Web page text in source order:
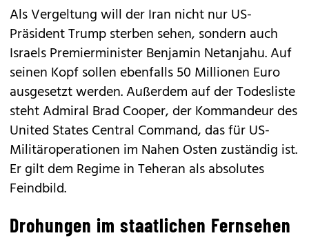
Als Vergeltung will der Iran nicht nur US-
Präsident Trump sterben sehen, sondern auch
Israels Premierminister Benjamin Netanjahu. Auf
seinen Kopf sollen ebenfalls 50 Millionen Euro
ausgesetzt werden. Außerdem auf der Todesliste
steht Admiral Brad Cooper, der Kommandeur des
United States Central Command, das für US-
Militäroperationen im Nahen Osten zuständig ist.
Er gilt dem Regime in Teheran als absolutes
Feindbild.
Drohungen im staatlichen Fernsehen